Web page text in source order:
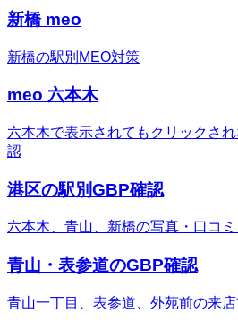
新橋 meo
新橋の駅別MEO対策
meo 六本木
六本木で表示されてもクリックさ
認
港区の駅別GBP確認
六本木、青山、新橋の写真・口コ
青山・表参道のGBP確認
青山一丁目、表参道、外苑前の来